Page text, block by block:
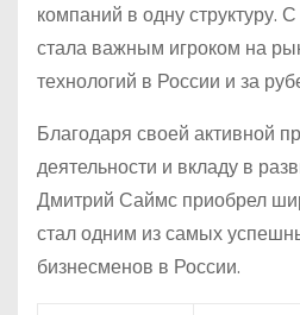
компаний в одну структуру.
стала важным игроком на
технологий в России и за
Благодаря своей активной
деятельности и вкладу в
Дмитрий Саймс приобрел
стал одним из самых
бизнесменов в России.